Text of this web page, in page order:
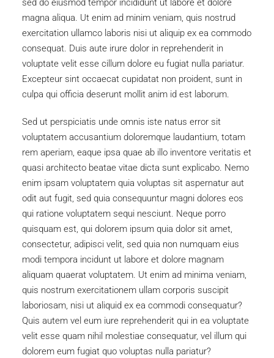
sed do eiusmod tempor incididunt ut labore et dolore
magna aliqua. Ut enim ad minim veniam, quis nostrud
exercitation ullamco laboris nisi ut aliquip ex ea commodo
consequat. Duis aute irure dolor in reprehenderit in
voluptate velit esse cillum dolore eu fugiat nulla pariatur.
Excepteur sint occaecat cupidatat non proident, sunt in
culpa qui officia deserunt mollit anim id est laborum.
Sed ut perspiciatis unde omnis iste natus error sit
voluptatem accusantium doloremque laudantium, totam
rem aperiam, eaque ipsa quae ab illo inventore veritatis et
quasi architecto beatae vitae dicta sunt explicabo. Nemo
enim ipsam voluptatem quia voluptas sit aspernatur aut
odit aut fugit, sed quia consequuntur magni dolores eos
qui ratione voluptatem sequi nesciunt. Neque porro
quisquam est, qui dolorem ipsum quia dolor sit amet,
consectetur, adipisci velit, sed quia non numquam eius
modi tempora incidunt ut labore et dolore magnam
aliquam quaerat voluptatem. Ut enim ad minima veniam,
quis nostrum exercitationem ullam corporis suscipit
laboriosam, nisi ut aliquid ex ea commodi consequatur?
Quis autem vel eum iure reprehenderit qui in ea voluptate
velit esse quam nihil molestiae consequatur, vel illum qui
dolorem eum fugiat quo voluptas nulla pariatur?